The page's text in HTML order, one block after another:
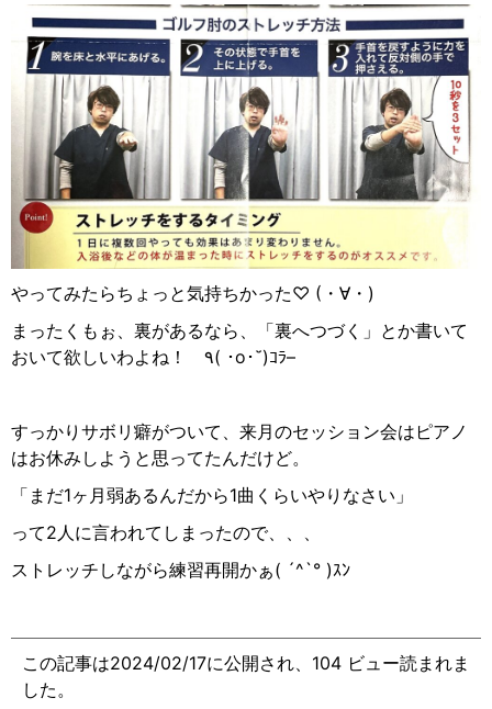
やってみたらちょっと気持ちかった♡ ( ・∀・ )
まったくもぉ、裏があるなら、「裏へつづく」とか書いて
おいて欲しいわよね！ ٩( ･o ･ ˘)ｺﾗ–
すっかりサボリ癖がついて、来月のセッション会はピアノ
はお休みしようと思ってたんだけど。
「まだ1ヶ月弱あるんだから1曲くらいやりなさい」
って2人に言われてしまったので、、、
ストレッチしながら練習再開かぁ( ´^`° )ｽﾝ
この記事は2024/02/17に公開され、104 ビュー読まれま
した。